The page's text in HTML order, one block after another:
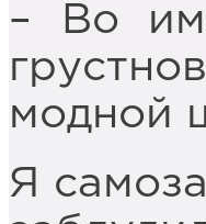
– Во
модной
Я